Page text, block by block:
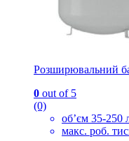
Розширювальний
0 out of 5
(0)
об’єм 35-250
макс. роб.